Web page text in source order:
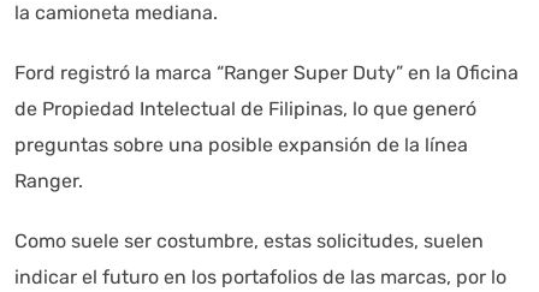
la camioneta mediana.
Ford registró la marca “Ranger Super Duty” en la Oficina
de Propiedad Intelectual de Filipinas, lo que generó
preguntas sobre una posible expansión de la línea
Ranger.
Como suele ser costumbre, estas solicitudes, suelen
indicar el futuro en los portafolios de las marcas, por lo